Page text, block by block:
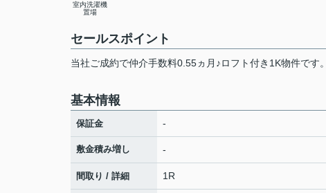
室内洗濯機
置場
セールスポイント
当社ご成約で仲介手数料0.55ヵ月♪ロフト付き1K物件です。
基本情報
保証金 -
敷金積み増し -
間取り / 詳細 1R